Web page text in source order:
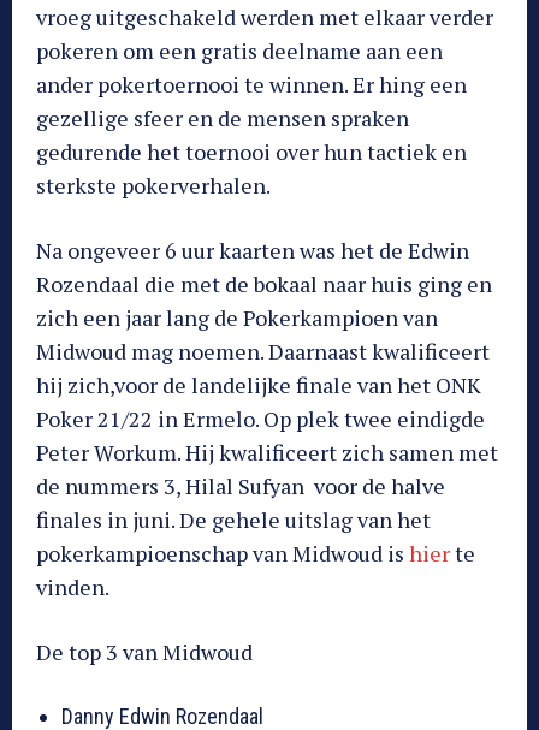
vroeg uitgeschakeld werden met elkaar verder
pokeren om een gratis deelname aan een
ander pokertoernooi te winnen. Er hing een
gezellige sfeer en de mensen spraken
gedurende het toernooi over hun tactiek en
sterkste pokerverhalen.
Na ongeveer 6 uur kaarten was het de Edwin
Rozendaal die met de bokaal naar huis ging en
zich een jaar lang de Pokerkampioen van
Midwoud mag noemen. Daarnaast kwalificeert
hij zich,voor de landelijke finale van het ONK
Poker 21/22 in Ermelo. Op plek twee eindigde
Peter Workum. Hij kwalificeert zich samen met
de nummers 3, Hilal Sufyan voor de halve
finales in juni. De gehele uitslag van het
pokerkampioenschap van Midwoud is hierte
vinden.
De top 3 van Midwoud
Danny Edwin Rozendaal